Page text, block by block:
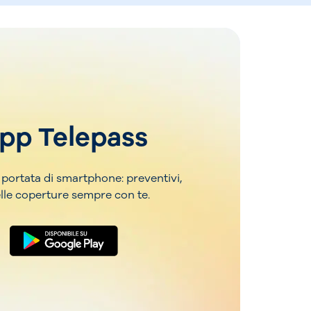
Telepass
di smartphone: preventivi,
coperture sempre con te.